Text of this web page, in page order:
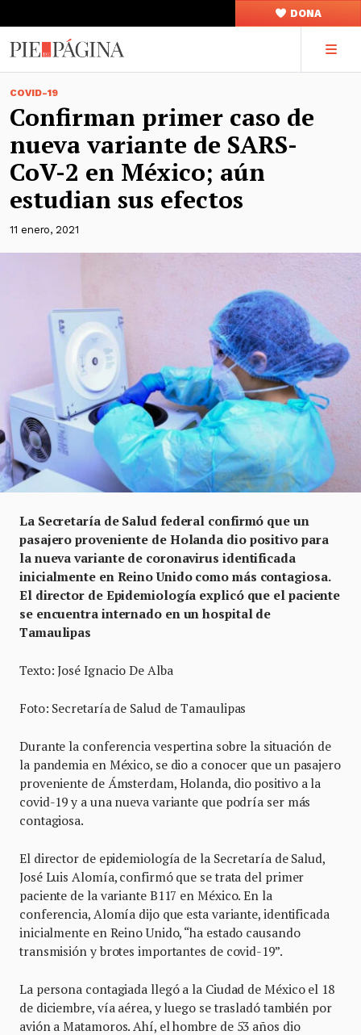
DONA
COVID-19
Confirman primer caso de
nueva variante de SARS-
CoV-2 en México; aún
estudian sus efectos
11 enero, 2021
La Secretaría de Salud federal confirmó que un
pasajero proveniente de Holanda dio positivo para
la nueva variante de coronavirus identificada
inicialmente en Reino Unido como más contagiosa.
El director de Epidemiología explicó que el paciente
se encuentra internado en un hospital de
Tamaulipas
Texto: José Ignacio De Alba
Foto: Secretaría de Salud de Tamaulipas
Durante la conferencia vespertina sobre la situación de
la pandemia en México, se dio a conocer que un pasajero
proveniente de Ámsterdam, Holanda, dio positivo a la
covid-19 y a una nueva variante que podría ser más
contagiosa.
El director de epidemiología de la Secretaría de Salud,
José Luis Alomía, confirmó que se trata del primer
paciente de la variante B117 en México. En la
conferencia, Alomía dijo que esta variante, identificada
inicialmente en Reino Unido, “ha estado causando
transmisión y brotes importantes de covid-19”.
La persona contagiada llegó a la Ciudad de México el 18
de diciembre, vía aérea, y luego se trasladó también por
avión a Matamoros. Ahí, el hombre de 53 años dio